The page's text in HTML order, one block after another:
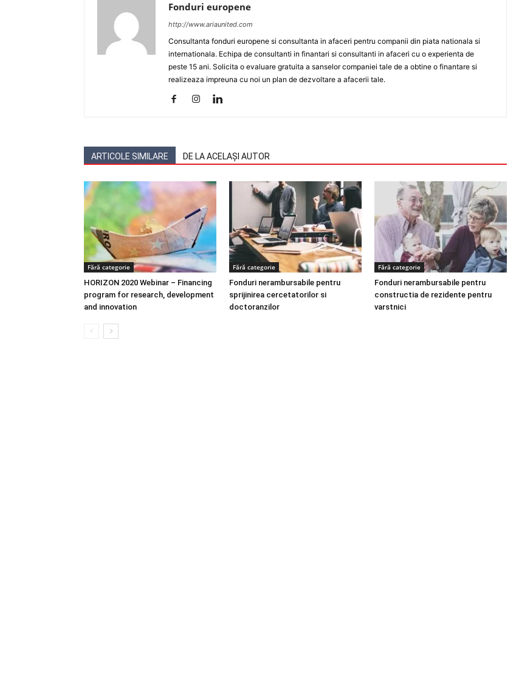
Fonduri europene
http://www.ariaunited.com
Consultanta fonduri europene si consultanta in afaceri pentru companii din piata nationala si
internationala. Echipa de consultanti in finantari si consultanti in afaceri cu o experienta de
peste 15 ani. Solicita o evaluare gratuita a sanselor companiei tale de a obtine o finantare si
realizeaza impreuna cu noi un plan de dezvoltare a afacerii tale.
ARTICOLE SIMILARE DE LA ACELAȘI AUTOR
Fără categorie
HORIZON 2020 Webinar – Financing
program for research, development
and innovation
Fără categorie
Fonduri nerambursabile pentru
sprijinirea cercetatorilor si
doctoranzilor
Fără categorie
Fonduri nerambursabile pentru
constructia de rezidente pentru
varstnici